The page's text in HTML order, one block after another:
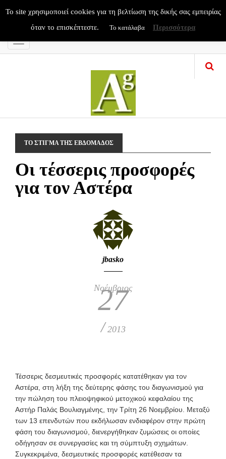
Menu
ΤΟ ΣΤΙΓΜΑ ΤΗΣ ΕΒΔΟΜΑΔΟΣ
Οι τέσσερις προσφορές
για τον Αστέρα
jbasko
Νοέμβριος
27
/ 2013
Τέσσερις δεσμευτικές προσφορές κατατέθηκαν για τον
Αστέρα, στη λήξη της δεύτερης φάσης του διαγωνισμού για
την πώληση του πλειοψηφικού μετοχικού κεφαλαίου της
Αστήρ Παλάς Βουλιαγμένης, την Τρίτη 26 Νοεμβρίου. Μεταξύ
των 13 επενδυτών που εκδήλωσαν ενδιαφέρον στην πρώτη
φάση του διαγωνισμού, διενεργήθηκαν ζυμώσεις οι οποίες
οδήγησαν σε συνεργασίες και τη σύμπτυξη σχημάτων.
Συγκεκριμένα, δεσμευτικές προσφορές κατέθεσαν τα
To site χρησιμοποιεί cookies για τη βελτίωση της δικής σας εμπειρίας
όταν το επισκέπτεστε.
Το κατάλαβα Περισσότερα